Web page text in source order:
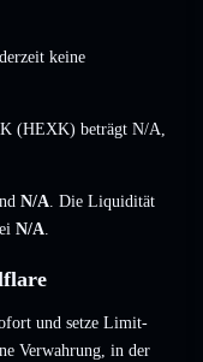
keine
(HEXK) beträgt N/A,
N/A. Die Liquidität
N/A.
und setze Limit-
Verwahrung, in der